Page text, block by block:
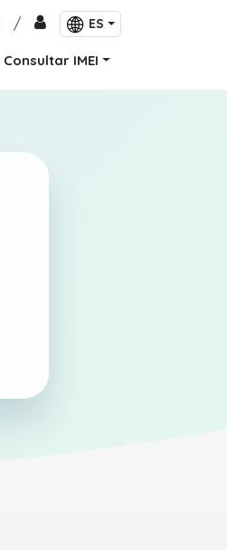
/ ES
Consultar IMEI